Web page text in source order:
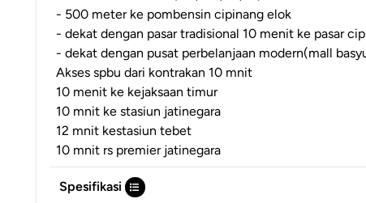
- 500 meter ke pombensin cipinang elok
- dekat dengan pasar tradisional 10 menit ke pasar
- dekat dengan pusat perbelanjaan modern(mall
Akses spbu dari kontrakan 10 mnit
10 menit ke kejaksaan timur
10 mnit ke stasiun jatinegara
12 mnit kestasiun tebet
10 mnit rs premier jatinegara
Spesifikasi